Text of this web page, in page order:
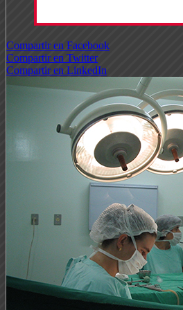
Compartir en Facebook
Compartir en Twitter
Compartir en LinkedIn